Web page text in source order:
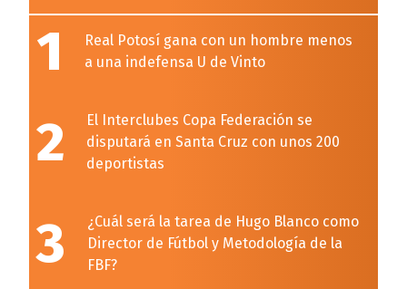
1
Real Potosí gana con un hombre menos
a una indefensa U de Vinto
2
El Interclubes Copa Federación se
disputará en Santa Cruz con unos 200
deportistas
3
¿Cuál será la tarea de Hugo Blanco como
Director de Fútbol y Metodología de la
FBF?